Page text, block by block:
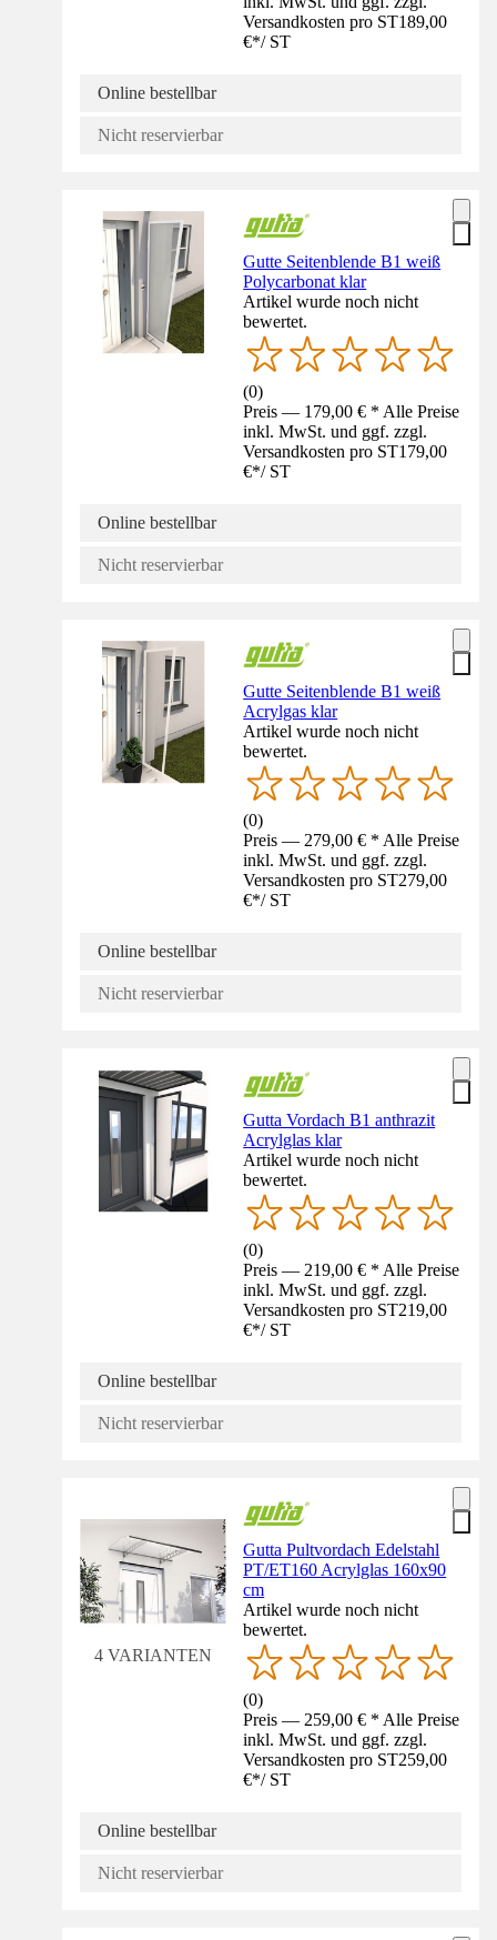
Versandkosten pro ST189,00
€*/ ST
Online bestellbar
Nicht reservierbar
Gutte Seitenblende B1 weiß
Polycarbonat klar
Artikel wurde noch nicht
bewertet.
(0)
Preis — 179,00 € * Alle Preise
inkl. MwSt. und ggf. zzgl.
Versandkosten pro ST179,00
€*/ ST
Online bestellbar
Nicht reservierbar
Gutte Seitenblende B1 weiß
Acrylgas klar
Artikel wurde noch nicht
bewertet.
(0)
Preis — 279,00 € * Alle Preise
inkl. MwSt. und ggf. zzgl.
Versandkosten pro ST279,00
€*/ ST
Online bestellbar
Nicht reservierbar
Gutta Vordach B1 anthrazit
Acrylglas klar
Artikel wurde noch nicht
bewertet.
(0)
Preis — 219,00 € * Alle Preise
inkl. MwSt. und ggf. zzgl.
Versandkosten pro ST219,00
€*/ ST
Online bestellbar
Nicht reservierbar
4 VARIANTEN
Gutta Pultvordach Edelstahl
PT/ET160 Acrylglas 160x90
cm
Artikel wurde noch nicht
bewertet.
(0)
Preis — 259,00 € * Alle Preise
inkl. MwSt. und ggf. zzgl.
Versandkosten pro ST259,00
€*/ ST
Online bestellbar
Nicht reservierbar